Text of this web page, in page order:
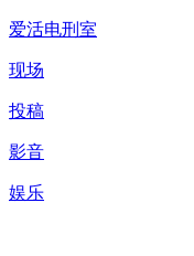
爱活电刑室
现场
投稿
影音
娱乐